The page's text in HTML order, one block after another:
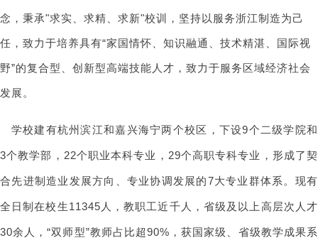
念，秉承"求实、求精、求新"校训，坚持以服务浙江制造为己
任，致力于培养具有“家国情怀、知识融通、技术精湛、国际视
野”的复合型、创新型高端技能人才，致力于服务区域经济社会
发展。
学校建有杭州滨江和嘉兴海宁两个校区，下设9个二级学院和
3个教学部，22个职业本科专业，29个高职专科专业，形成了契
合先进制造业发展方向、专业协调发展的7大专业群体系。现有
全日制在校生11345人，教职工近千人，省级及以上高层次人才
30余人，“双师型”教师占比超90%，获国家级、省级教学成果系